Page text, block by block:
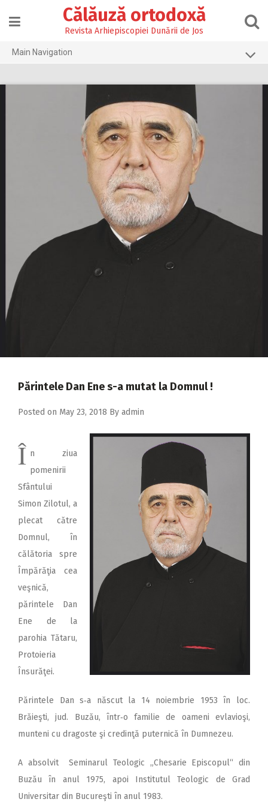
content
Călăuză ortodoxă
Revista Arhiepiscopiei Dunării de Jos
Main Navigation
2019
2018
2017
2013
2012
2010
2009
Părintele Dan Ene s-a mutat la Domnul !
Posted on May 23, 2018 By admin
Î n ziua
pomenirii
Sfântului
Simon Zilotul, a
plecat către
Domnul, în
călătoria spre
Împărăţia cea
veşnică,
părintele Dan
Ene de la
parohia Tătaru,
Protoieria
Însurăţei.
Părintele Dan s‑a născut la 14 noiembrie 1953 în loc.
Brăieşti, jud. Buzău, într‑o familie de oameni evlavioşi,
munteni cu dragoste şi credinţă puternică în Dumnezeu.
A absolvit Seminarul Teologic „Chesarie Episcopul“ din
Buzău în anul 1975, apoi Institutul Teologic de Grad
Universitar din Bucureşti în anul 1983.